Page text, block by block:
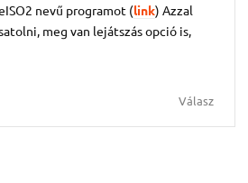
nevű programot (link) Azzal
meg van lejátszás opció is,
Válasz